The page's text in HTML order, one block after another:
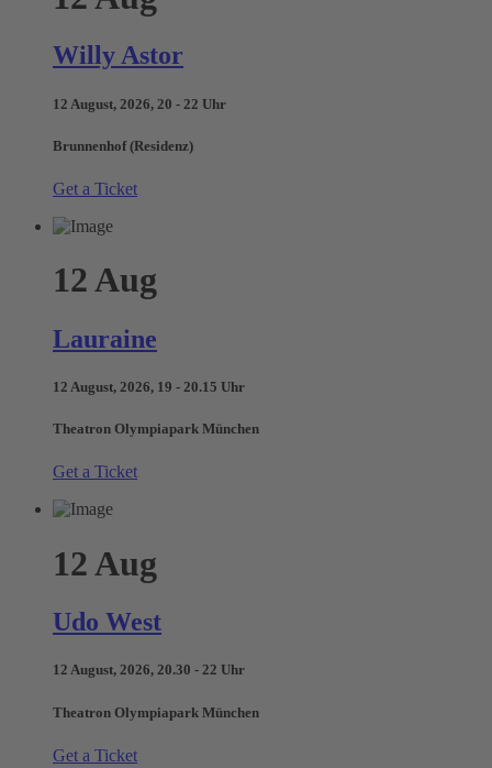
Willy Astor
12 August, 2026, 20 - 22 Uhr
Brunnenhof (Residenz)
Get a Ticket
12Aug
Lauraine
12 August, 2026, 19 - 20.15 Uhr
Theatron Olympiapark München
Get a Ticket
12 Aug
Udo West
12 August, 2026, 20.30 - 22 Uhr
Theatron Olympiapark München
Get a Ticket